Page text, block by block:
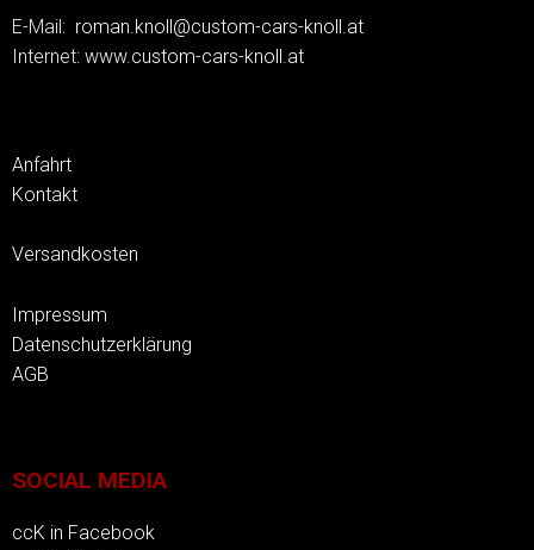
E-Mail: roman.knoll@custom-cars-knoll.at
Internet: www.custom-cars-knoll.at
Anfahrt
Kontakt
Versandkosten
Impressum
Datenschutzerklärung
AGB
SOCIAL MEDIA
ccK in Facebook